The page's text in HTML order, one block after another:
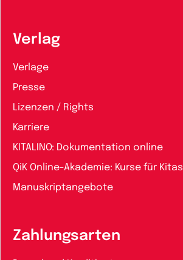
Verlag
Verlage
Presse
Lizenzen / Rights
Karriere
KITALINO: Dokumentation online
QiK Online-Akademie: Kurse für Kitas
Manuskriptangebote
Zahlungsarten